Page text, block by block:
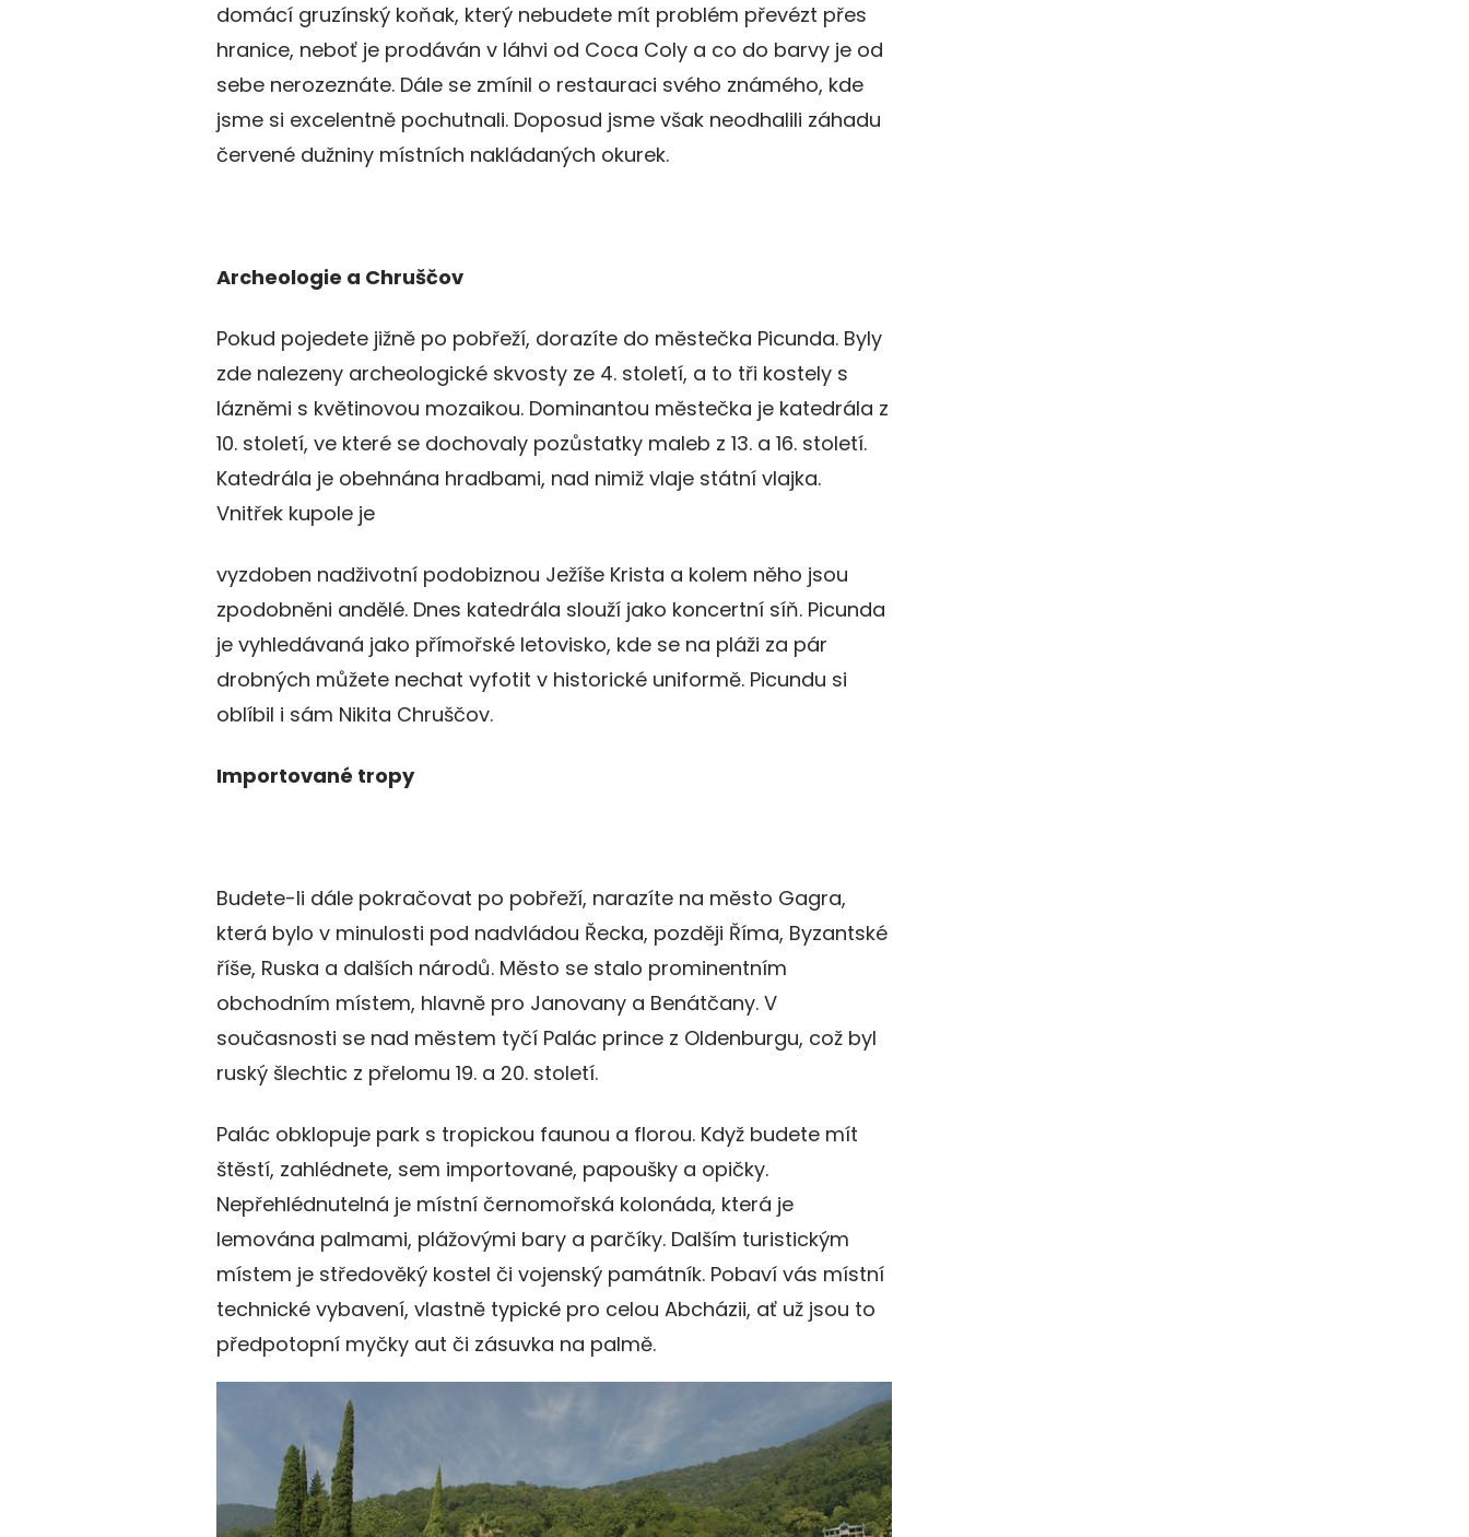
domácí gruzínský koňak, který nebudete mít problém převézt přes
hranice, neboť je prodáván v láhvi od Coca Coly a co do barvy je od
sebe nerozeznáte. Dále se zmínil o restauraci svého známého, kde
jsme si excelentně pochutnali. Doposud jsme však neodhalili záhadu
červené dužniny místních nakládaných okurek.
Archeologie a Chruščov
Pokud pojedete jižně po pobřeží, dorazíte do městečka Picunda. Byly
zde nalezeny archeologické skvosty ze 4. století, a to tři kostely s
lázněmi s květinovou mozaikou. Dominantou městečka je katedrála z
10. století, ve které se dochovaly pozůstatky maleb z 13. a 16. století.
Katedrála je obehnána hradbami, nad nimiž vlaje státní vlajka.
Vnitřek kupole je
vyzdoben nadživotní podobiznou Ježíše Krista a kolem něho jsou
zpodobněni andělé. Dnes katedrála slouží jako koncertní síň. Picunda
je vyhledávaná jako přímořské letovisko, kde se na pláži za pár
drobných můžete nechat vyfotit v historické uniformě. Picundu si
oblíbil i sám Nikita Chruščov.
Importované tropy
Budete-li dále pokračovat po pobřeží, narazíte na město Gagra,
která bylo v minulosti pod nadvládou Řecka, později Říma, Byzantské
říše, Ruska a dalších národů. Město se stalo prominentním
obchodním místem, hlavně pro Janovany a Benátčany. V
současnosti se nad městem tyčí Palác prince z Oldenburgu, což byl
ruský šlechtic z přelomu 19. a 20. století.
Palác obklopuje park s tropickou faunou a florou. Když budete mít
štěstí, zahlédnete, sem importované, papoušky a opičky.
Nepřehlédnutelná je místní černomořská kolonáda, která je
lemována palmami, plážovými bary a parčíky. Dalším turistickým
místem je středověký kostel či vojenský památník. Pobaví vás místní
technické vybavení, vlastně typické pro celou Abcházii, ať už jsou to
předpotopní myčky aut či zásuvka na palmě.